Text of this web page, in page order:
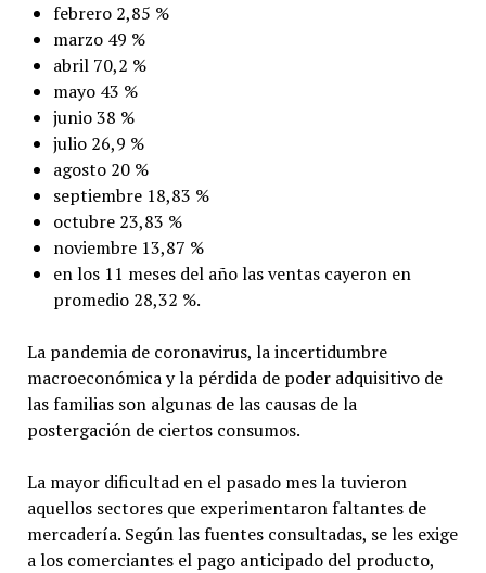
febrero 2,85 %
marzo 49 %
abril 70,2 %
mayo 43 %
junio 38 %
julio 26,9 %
agosto 20 %
septiembre 18,83 %
octubre 23,83 %
noviembre 13,87 %
en los 11 meses del año las ventas cayeron en
promedio 28,32 %.
La pandemia de coronavirus, la incertidumbre
macroeconómica y la pérdida de poder adquisitivo de
las familias son algunas de las causas de la
postergación de ciertos consumos.
La mayor dificultad en el pasado mes la tuvieron
aquellos sectores que experimentaron faltantes de
mercadería. Según las fuentes consultadas, se les exige
a los comerciantes el pago anticipado del producto,